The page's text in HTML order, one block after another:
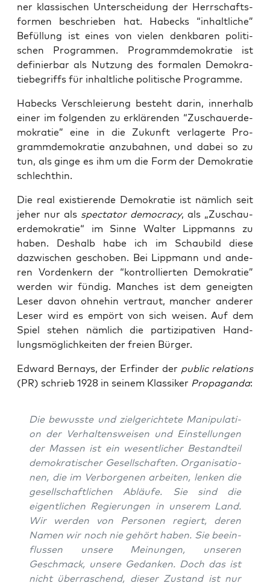
ner klas­si­schen Unter­schei­dung der Herr­schafts­
for­men beschrie­ben hat. Habecks “inhalt­li­che”
Befül­lung ist eines von vie­len denk­ba­ren poli­ti­
schen Pro­gram­men. Pro­gramm­de­mo­kra­tie ist
defi­nier­bar als Nut­zung des for­ma­len Demo­kra­
tie­be­griffs für inhalt­li­che poli­ti­sche Programme.
Habecks Ver­schleie­rung besteht dar­in, inner­halb
einer im fol­gen­den zu erklä­ren­den “Zuschau­er­de­
mo­kra­tie” eine in die Zukunft ver­la­ger­te Pro­
gramm­de­mo­kra­tie anzu­bah­nen, und dabei so zu
tun, als gin­ge es ihm um die Form der Demo­kra­tie
schlechthin.
Die real exis­tie­ren­de Demo­kra­tie ist näm­lich seit
jeher nur als spec­ta­tor demo­cra­cy, als „Zuschau­
er­de­mo­kra­tie“ im Sin­ne Wal­ter Lipp­manns zu
haben. Des­halb habe ich im Schau­bild die­se
dazwi­schen gescho­ben. Bei Lipp­mann und ande­
ren Vor­den­kern der “kon­trol­lier­ten Demo­kra­tie”
wer­den wir fün­dig. Man­ches ist dem geneig­ten
Leser davon ohne­hin ver­traut, man­cher ande­rer
Leser wird es empört von sich wei­sen. Auf dem
Spiel ste­hen näm­lich die par­ti­zi­pa­ti­ven Hand­
lungs­mög­lich­kei­ten der frei­en Bürger.
Edward Ber­nays, der Erfin­der der public rela­ti­ons
(PR) schrieb 1928 in sei­nem Klas­si­ker Pro­pa­gan­da:
Die bewuss­te und ziel­ge­rich­te­te Mani­pu­la­ti­
on der Ver­hal­tens­wei­sen und Ein­stel­lun­gen
der Mas­sen ist ein wesent­li­cher Bestand­teil
demo­kra­ti­scher Gesell­schaf­ten. Orga­ni­sa­tio­
nen, die im Ver­bor­ge­nen arbei­ten, len­ken die
gesell­schaft­li­chen Abläu­fe. Sie sind die
eigent­li­chen Regie­run­gen in unse­rem Land.
Wir wer­den von Per­so­nen regiert, deren
Namen wir noch nie gehört haben. Sie beein­
flus­sen unse­re Mei­nun­gen, unse­ren
Geschmack, unse­re Gedan­ken. Doch das ist
nicht über­ra­schend, die­ser Zustand ist nur